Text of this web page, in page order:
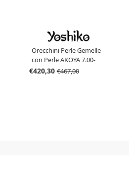
Orecchini Perle Gemelle
con Perle AKOYA 7.00-
7.50 mm AA
€420,30€467,00